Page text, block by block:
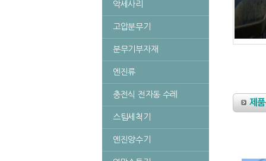
악세사리
고압분무기
분무기부자재
엔진류
충전식 전자동 수레
스팀세척기
엔진양수기